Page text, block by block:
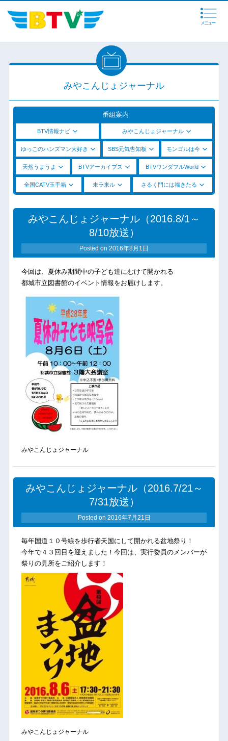
メニュー
みやこんじょジャーナル
番組案内
BTV情報ナビ みやこんじょジャーナル
ゆっこのハンズマン大好き SBS元気告知板 モンゴルは今
天然うまうま BTVアーカイブス BTVワンダフルWorld
全国CATV玉手箱 未ラ来ル さるく門には福きたる
みやこんじょジャーナル（2016.8/1～
8/10放送）
Posted on 2016年8月1日
今回は、夏休み期間中の子ども達にむけて開かれる
都城市立図書館のイベント情報をお届けします。
みやこんじょジャーナル
みやこんじょジャーナル（2016.7/21～
7/31放送）
Posted on 2016年7月21日
毎年国道１０号線を歩行者天国にして開かれる盆地祭り！
今年で４３回目を迎えました！今回は、実行委員のメンバーが
祭りの見所をご紹介します！
みやこんじょジャーナル